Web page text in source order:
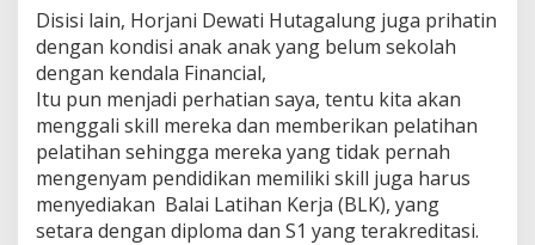
Disisi lain, Horjani Dewati Hutagalung juga prihatin
dengan kondisi anak anak yang belum sekolah
dengan kendala Financial,
Itu pun menjadi perhatian saya, tentu kita akan
menggali skill mereka dan memberikan pelatihan
pelatihan sehingga mereka yang tidak pernah
mengenyam pendidikan memiliki skill juga harus
menyediakan Balai Latihan Kerja (BLK), yang
setara dengan diploma dan S1 yang terakreditasi.